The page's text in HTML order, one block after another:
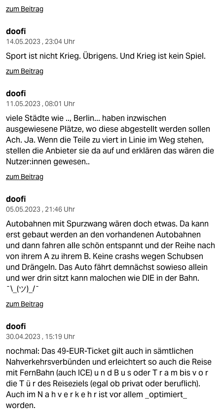
zum Beitrag
doofi
14.05.2023 , 23:04 Uhr
Sport ist nicht Krieg. Übrigens. Und Krieg ist kein Spiel.
zum Beitrag
doofi
11.05.2023 , 08:01 Uhr
viele Städte wie .., Berlin... haben inzwischen
ausgewiesene Plätze, wo diese abgestellt werden sollen
Ach. Ja. Wenn die Teile zu viert in Linie im Weg stehen,
stellen die Anbieter sie da auf und erklären das wären die
Nutzer:innen gewesen..
zum Beitrag
doofi
05.05.2023 , 21:46 Uhr
Autobahnen mit Spurzwang wären doch etwas. Da kann
erst gebaut werden an den vorhandenen Autobahnen
und dann fahren alle schön entspannt und der Reihe nach
von ihrem A zu ihrem B. Keine crashs wegen Schubsen
und Drängeln. Das Auto fährt demnächst sowieso allein
und wer drin sitzt kann malochen wie DIE in der Bahn.
¯\_(ツ)_/¯
zum Beitrag
doofi
30.04.2023 , 15:19 Uhr
nochmal: Das 49-EUR-Ticket gilt auch in sämtlichen
Nahverkehrsverbünden und erleichtert so auch die Reise
mit FernBahn (auch ICE) u n d B u s oder T r a m bis v o r
die T ü r des Reiseziels (egal ob privat oder beruflich).
Auch im N a h v e r k e h r ist vor allem _optimiert_
worden.